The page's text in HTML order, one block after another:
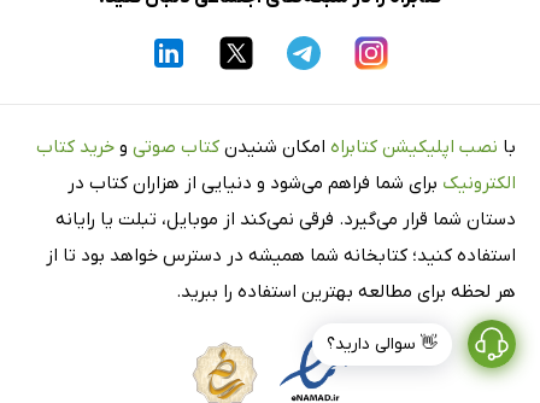
👋 سوالی دارید؟
با نصب اپلیکیشن کتابراه امکان شنیدن کتاب صوتی و خرید کتاب
الکترونیک برای شما فراهم می‌شود و دنیایی از هزاران کتاب در
دستان شما قرار می‌گیرد. فرقی نمی‌کند از موبایل، تبلت یا رایانه
استفاده کنید؛ کتابخانه شما همیشه در دسترس خواهد بود تا از
هر لحظه برای مطالعه بهترین استفاده را ببرید.